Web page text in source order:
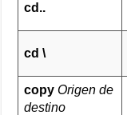
cd..
cd \
copy Origen de
destino